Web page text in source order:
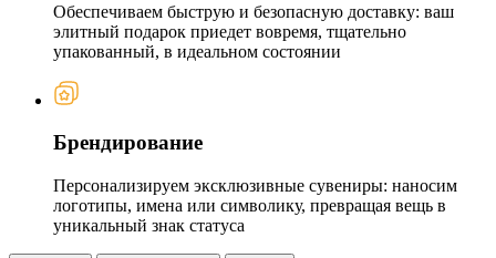
Обеспечиваем быструю и безопасную доставку: ваш
элитный подарок приедет вовремя, тщательно
упакованный, в идеальном состоянии
Брендирование
Персонализируем эксклюзивные сувениры: наносим
логотипы, имена или символику, превращая вещь в
уникальный знак статуса